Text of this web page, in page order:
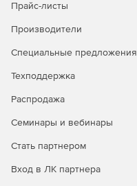
Прайс-листы
Производители
Специальные предложения
Техподдержка
Распродажа
Семинары и вебинары
Стать партнером
Вход в ЛК партнера